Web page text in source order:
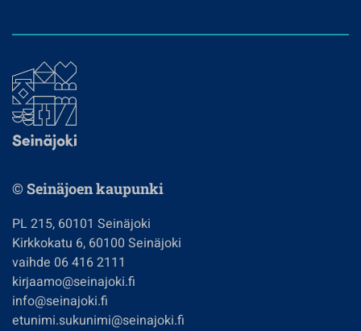
© Seinäjoen kaupunki
PL 215, 60101 Seinäjoki
Kirkkokatu 6, 60100 Seinäjoki
vaihde 06 416 2111
kirjaamo@seinajoki.fi
info@seinajoki.fi
etunimi.sukunimi@seinajoki.fi